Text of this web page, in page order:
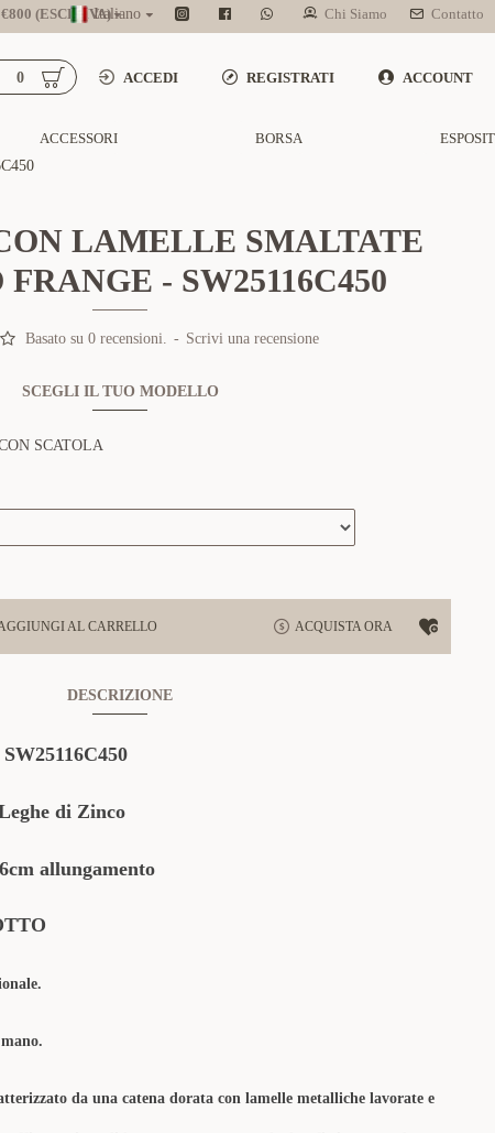
(ESCL. IVA)Italiano Chi Siamo Contatto
ACCEDI REGISTRATI ACCOUNT
0
ACCESSORI BORSA
LAMELLE SMALTATE
- SW25116C450
Basato su 0 recensioni. - Scrivi una recensione
SCEGLI IL TUO MODELLO
SCATOLA
AL CARRELLO ACQUISTA ORA
DESCRIZIONE
SW25116C450
di Zinco
allungamento
da una catena dorata con lamelle metalliche lavorate e